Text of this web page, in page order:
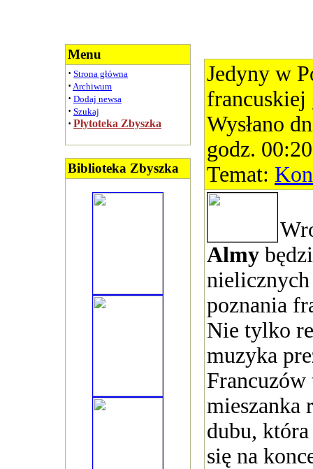
Menu
· Strona główna
· Archiwum
· Dodaj newsa
· Szukaj
· Płytoteka Zbyszka
Biblioteka Zbyszka
Jedyny w
Wysłano
godz.
Temat:
Almy
poznania
Nie tylko
muzyka
mieszanka
dubu,
się na